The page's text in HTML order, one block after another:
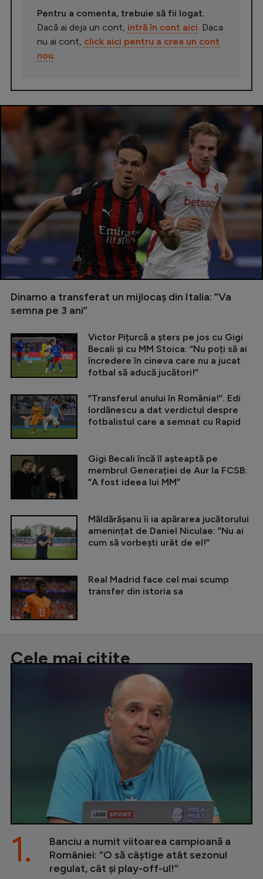
Pentru a comenta, trebuie să fii logat.
Dacă ai deja un cont, intră în cont aici . Daca
nu ai cont, click aici pentru a crea un cont
nou
Dinamo a transferat un mijlocaș din Italia: ”Va
semna pe 3 ani”
Victor Pițurcă a șters pe jos cu Gigi
Becali și cu MM Stoica: ”Nu poți să ai
încredere în cineva care nu a jucat
fotbal să aducă jucători!”
”Transferul anului în România!”. Edi
Iordănescu a dat verdictul despre
fotbalistul care a semnat cu Rapid
Gigi Becali încă îl așteaptă pe
membrul Generației de Aur la FCSB:
”A fost ideea lui MM”
Măldărășanu îi ia apărarea jucătorului
amenințat de Daniel Niculae: ”Nu ai
cum să vorbești urât de el!”
Real Madrid face cel mai scump
transfer din istoria sa
Cele mai citite
Banciu a numit viitoarea campioană a
României: ”O să câștige atât sezonul
regulat, cât și play-off-ul!”
1.